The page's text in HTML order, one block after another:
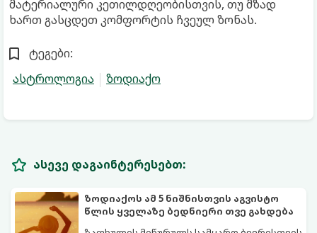
მატერიალური კეთილდღეობისთვის, თუ მზად
ხართ გასცდეთ კომფორტის ჩვეულ ზონას.
ტეგები:
ასტროლოგია
ზოდიაქო
ასევე დაგაინტერესებთ:
ზოდიაქოს ამ 5 ნიშნისთვის აგვისტო
წლის ყველაზე ბედნიერი თვე გახდება